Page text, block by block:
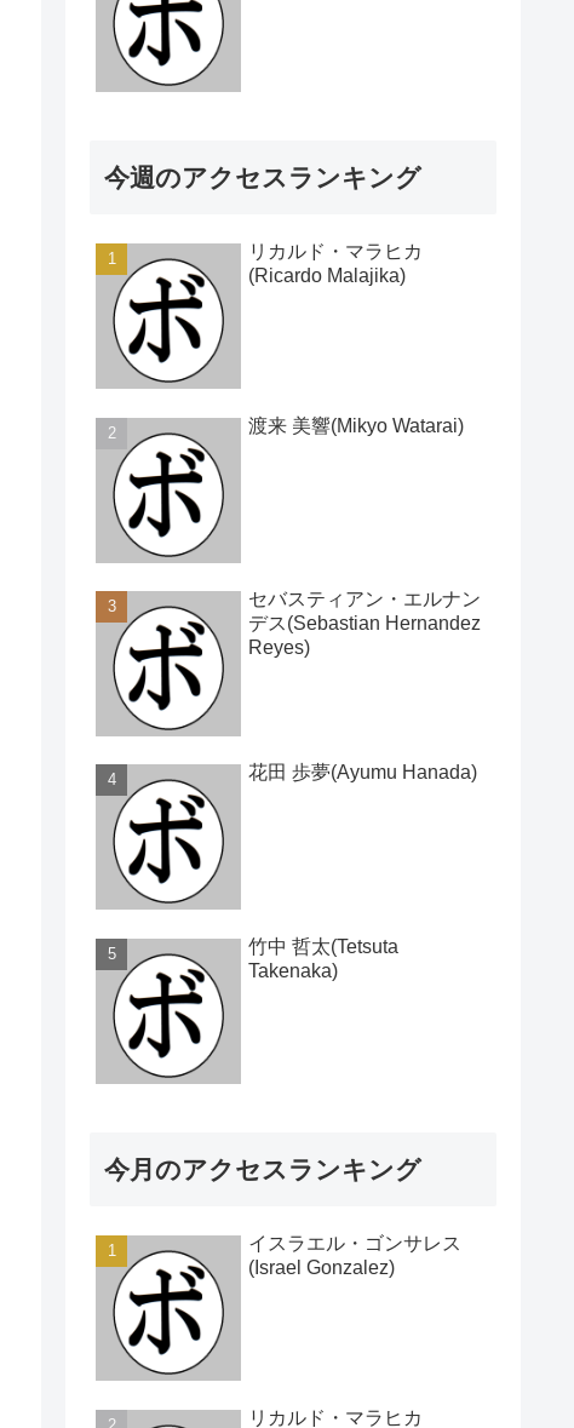
今週のアクセスランキング
リカルド・マラヒカ
(Ricardo Malajika)
渡来 美響(Mikyo Watarai)
セバスティアン・エルナン
デス(Sebastian Hernandez
Reyes)
花田 歩夢(Ayumu Hanada)
竹中 哲太(Tetsuta
Takenaka)
今月のアクセスランキング
イスラエル・ゴンサレス
(Israel Gonzalez)
リカルド・マラヒカ